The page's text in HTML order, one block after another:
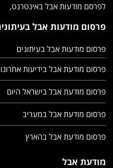
לפרסם מודעות אבל באינטרנט,
פרסום מודעות אבל
פרסום מודעות אבל בעיתונים
פרסום מודעת אבל בידיעות
פרסום מודעת אבל בישראל היום
פרסום מודעת אבל במעריב
פרסום מודעת אבל בהארץ
מודעת אבל